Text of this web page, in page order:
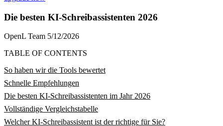
Die besten KI-Schreibassistenten 2026
OpenL Team 5/12/2026
TABLE OF CONTENTS
So haben wir die Tools bewertet
Schnelle Empfehlungen
Die besten KI-Schreibassistenten im Jahr 2026
Vollständige Vergleichstabelle
Welcher KI-Schreibassistent ist der richtige für Sie?